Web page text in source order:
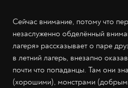
Сейчас внимание, потому что
незаслуженно обделённый
лагеря» рассказывает о паре
в летний лагерь, внезапно
почти что попаданцы. Там они
(хорошими), монстрами